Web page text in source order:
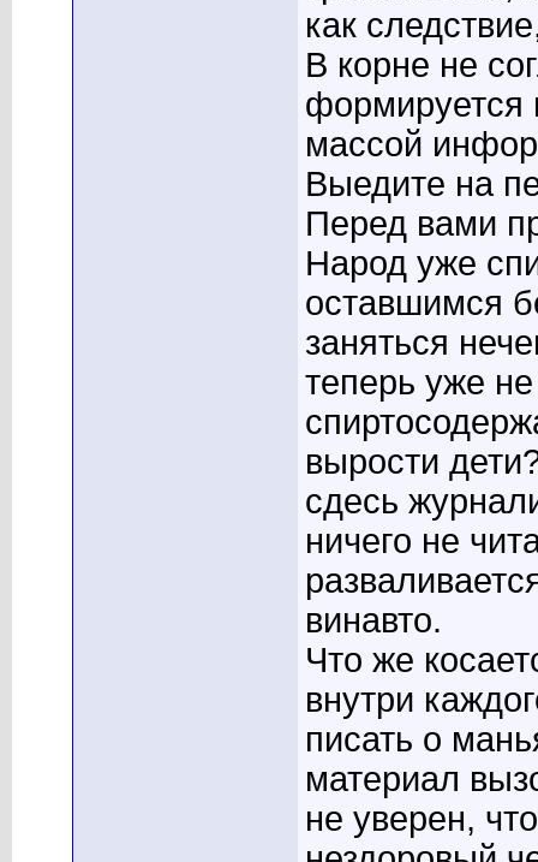
как
В корне не
формируется
массой
Выедите на
Перед вами
Народ уже
оставшимся
заняться
теперь уже
вырости
сдесь
ничего не
винавто.
Что же
внутри
писать о
материал
не уверен,